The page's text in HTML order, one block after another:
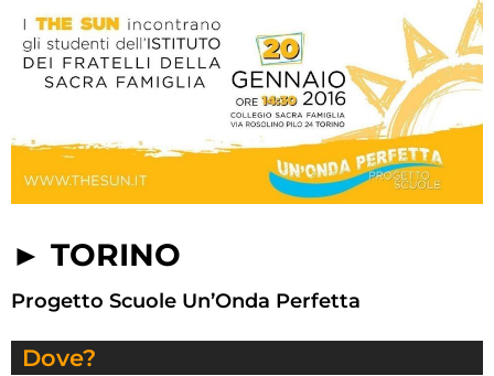
► TORINO
Progetto Scuole Un’Onda Perfetta
Dove?